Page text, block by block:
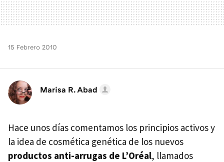
15 Febrero 2010
Marisa R. Abad
Hace unos días comentamos los principios activos y
la idea de cosmética genética de los nuevos
productos anti-arrugas de L’Oréal, llamados